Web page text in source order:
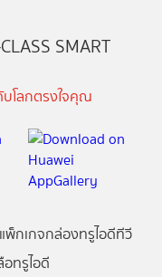
SMART
โลกตรงใจคุณ
แพ็กเกจกล่องทรูไอดีทีวี
อทรูไอดี